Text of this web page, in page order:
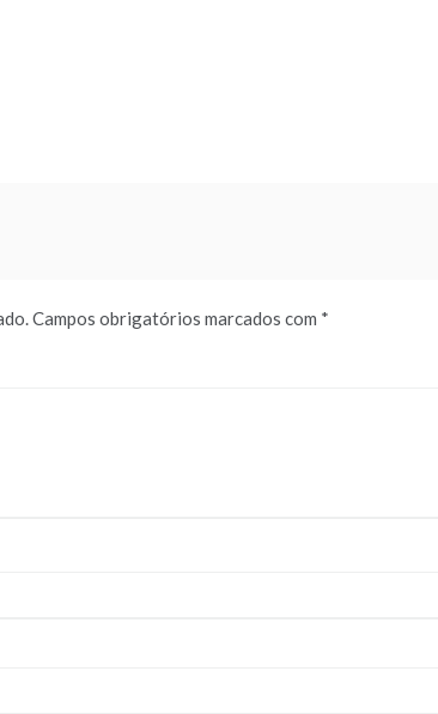
Campos obrigatórios marcados com *